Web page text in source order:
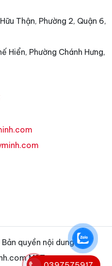
Thận, Phường 2, Quận 6,
Hiển, Phường Chánh Hưng,
quyền nội dung
MST: